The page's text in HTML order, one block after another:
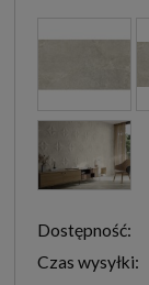
Dostępność:
Czas wysyłki: